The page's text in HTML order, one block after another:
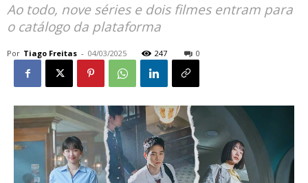
Ao todo, nove séries e dois filmes entram para
o catálogo da plataforma
Por Tiago Freitas - 04/03/2025 247 0